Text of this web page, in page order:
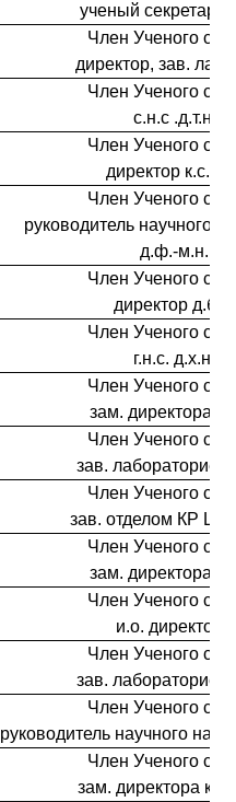
ученый секретарь
Член Ученого
директор, зав. лаб.
Член Ученого
с.н.с .д.т.н.
Член Ученого
директор к.с.-
Член Ученого
руководитель научного
д.ф.-м.н.
Член Ученого
директор д.б.н.
Член Ученого
г.н.с. д.х.н.
Член Ученого
зам. директора
Член Ученого
зав. лабораторией
Член Ученого
зав. отделом КР
Член Ученого
зам. директора
Член Ученого
и.о. директора
Член Ученого
зав. лабораторией
Член Ученого
руководитель научного
Член Ученого
зам. директора